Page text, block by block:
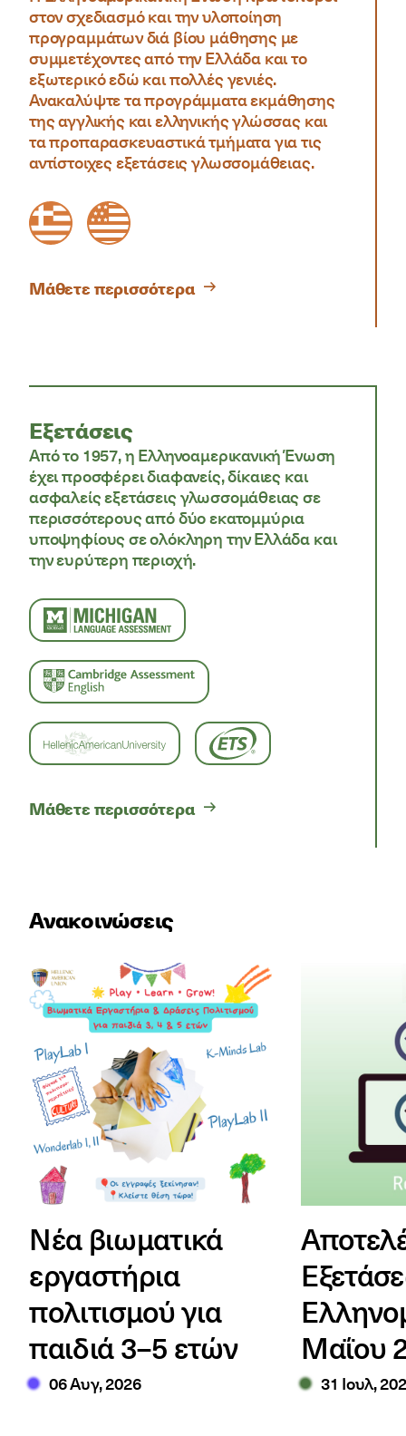
στον σχεδιασμό και την υλοποίηση
προγραμμάτων διά βίου μάθησης με
συμμετέχοντες από την Ελλάδα και το
εξωτερικό εδώ και πολλές γενιές.
Ανακαλύψτε τα προγράμματα εκμάθησης
της αγγλικής και ελληνικής γλώσσας και
τα προπαρασκευαστικά τμήματα για τις
αντίστοιχες εξετάσεις γλωσσομάθειας.
Greek flag in orange colour
Μάθετε περισσότερα
Εξετάσεις
Από το 1957, η Ελληνοαμερικανική Ένωση
έχει προσφέρει διαφανείς, δίκαιες και
ασφαλείς εξετάσεις γλωσσομάθειας σε
περισσότερους από δύο εκατομμύρια
υποψηφίους σε ολόκληρη την Ελλάδα και
την ευρύτερη περιοχή.
French Institute logo
Μάθετε περισσότερα
Ανακοινώσεις
Νέα βιωματικά εργαστήρια πολιτισμού για παιδιά
Νέα βιωματικά
εργαστήρια
πολιτισμού για
παιδιά 3–5 ετών
06 Αυγ, 2026
Μαΐου
31 Ιουλ,